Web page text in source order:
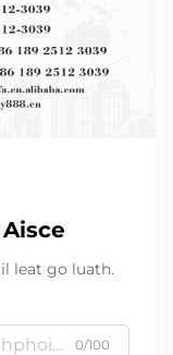
leat go luath.
0/100